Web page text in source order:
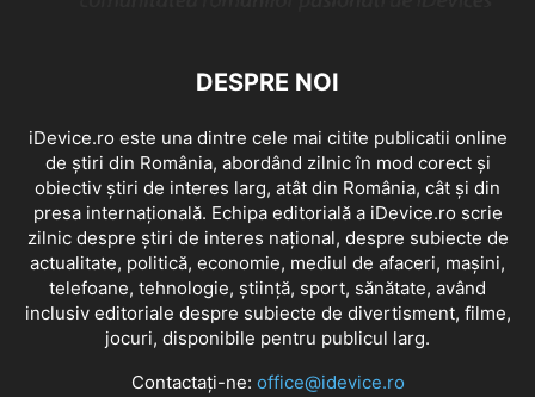
DESPRE NOI
iDevice.ro este una dintre cele mai citite publicatii online
de știri din România, abordând zilnic în mod corect și
obiectiv știri de interes larg, atât din România, cât și din
presa internațională. Echipa editorială a iDevice.ro scrie
zilnic despre știri de interes național, despre subiecte de
actualitate, politică, economie, mediul de afaceri, mașini,
telefoane, tehnologie, știință, sport, sănătate, având
inclusiv editoriale despre subiecte de divertisment, filme,
jocuri, disponibile pentru publicul larg.
Contactați-ne: office@idevice.ro